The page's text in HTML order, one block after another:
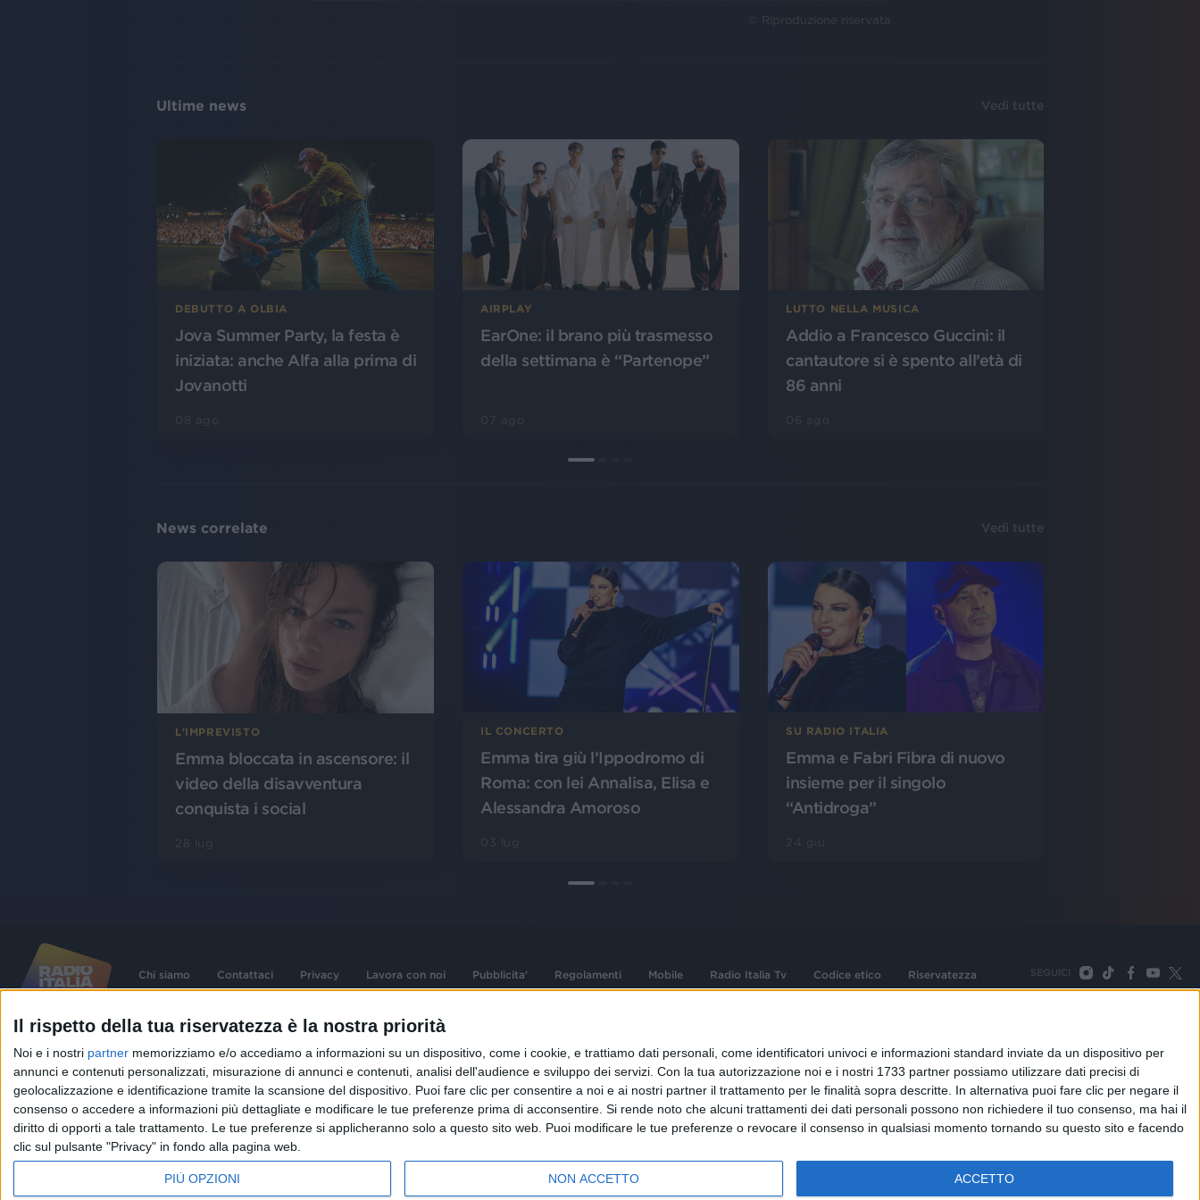
Il rispetto della tua riservatezza è la nostra priorità
Noi e i nostri partner memorizziamo e/o accediamo a informazioni su un dispositivo, come i cookie, e trattiamo dati personali, come identificatori univoci e informazioni standard inviate da un dispositivo per
annunci e contenuti personalizzati, misurazione di annunci e contenuti, analisi dell'audience e sviluppo dei servizi. Con la tua autorizzazione noi e i nostri 1733 partner possiamo utilizzare dati precisi di
geolocalizzazione e identificazione tramite la scansione del dispositivo. Puoi fare clic per consentire a noi e ai nostri partner il trattamento per le finalità sopra descritte. In alternativa puoi fare clic per negare il
consenso o accedere a informazioni più dettagliate e modificare le tue preferenze prima di acconsentire. Si rende noto che alcuni trattamenti dei dati personali possono non richiedere il tuo consenso, ma hai il
diritto di opporti a tale trattamento. Le tue preferenze si applicheranno solo a questo sito web. Puoi modificare le tue preferenze o revocare il consenso in qualsiasi momento tornando su questo sito e facendo
clic sul pulsante "Privacy" in fondo alla pagina web.
PIÙ OPZIONI NON ACCETTO ACCETTO
© Riproduzione riservata
Ultime news Vedi tutte
DEBUTTO A OLBIA
Jova Summer Party, la festa è
iniziata: anche Alfa alla prima di
Jovanotti
AIRPLAY
EarOne: il brano più trasmesso
della settimana è “Partenope”
LUTTO NELLA MUSICA
Addio a Francesco Guccini: il
cantautore si è spento all’età di
86 anni
News correlate Vedi tutte
L'IMPREVISTO
Emma bloccata in ascensore: il
video della disavventura
conquista i social
IL CONCERTO
Emma tira giù l’Ippodromo di
Roma: con lei Annalisa, Elisa e
Alessandra Amoroso
SU RADIO ITALIA
Emma e Fabri Fibra di nuovo
insieme per il singolo
“Antidroga”
Chi siamo Contattaci Privacy Lavora con noi Pubblicita' Regolamenti Mobile Radio Italia Tv Codice etico Riservatezza SEGUICI
contenute nel sito sono stati assolti gli obblighi derivanti dalla normativa dei diritti d'autore e dei diritti
Capitale Sociale € 580.000,00 interamente versato. Iscr. Reg. Imprese Milano - C.F. e n° iscrizione
06832230152. Iscritta al R.E.A. di Milano al n° 1125258. Testata giornalistica Registrata n°286 - 3 Aprile
1987.
02 25444220
Sede Legale: Via Savona 97, 20144 Milano